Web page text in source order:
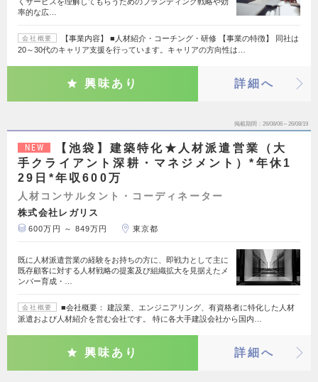
率的な広…
会社概要
【事業内容】 ■人材紹介・コーチング・研修 【事業の特徴】 同社は
20～30代のキャリア支援を行っています。キャリアの方向性は…
興味あり 詳細へ
掲載期間 26/08/06～26/08/19
NEW
【池袋】建築特化★人材派遣営業（大
手クライアント深耕・マネジメント）*年休1
29日*年収600万
人材コンサルタント・コーディネーター
株式会社レガリス
600万円 ～ 849万円 東京都
既に人材派遣営業の経験をお持ちの方に、即戦力として主に
既存顧客に対する人材戦略の提案及び組織拡大を見据えたメ
ンバー育成・…
会社概要
■会社概要： 建設業、エンジニアリング、有資格者に特化した人材
派遣および人材紹介を営む会社です。 特に各大手建設会社から国内…
興味あり 詳細へ